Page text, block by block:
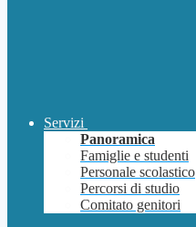
Servizi
Panoramica
Famiglie e studenti
Personale scolastico
Percorsi di studio
Comitato genitori